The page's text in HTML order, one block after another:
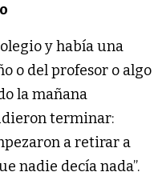
y había una
o del profesor o algo
la mañana
terminar:
a retirar a
nadie decía nada”.